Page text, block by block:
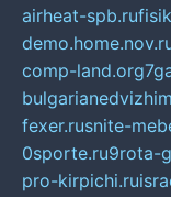
airheat-spb.ru
comp-land.org
fexer.rusnite-
0sporte.ru9rota-
pro-kirpichi.ru